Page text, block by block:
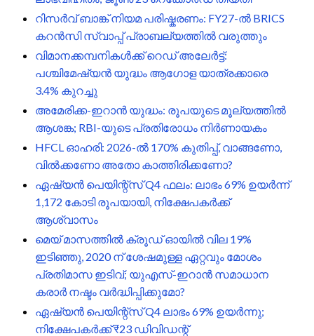
റിസർവ് ബാങ്ക് നിയമ പരിഷ്കരണം: FY27-ൽ BRICS
കറൻസി സ്വാപ്പ് പ്രാബല്യത്തിൽ വരുത്തും
വിമാനക്കമ്പനികൾക്ക് റെഡ് അലേർട്ട്:
പശ്ചിമേഷ്യൻ യുദ്ധം ആഗോള യാത്രക്കാരെ
3.4% കുറച്ചു
അമേരിക്ക-ഇറാൻ യുദ്ധം: രൂപയുടെ മൂല്യത്തിൽ
ആശങ്ക; RBI-യുടെ പ്രതിരോധം നിർണായകം
HFCL ഓഹരി: 2026-ൽ 170% കുതിപ്പ്, വാങ്ങണോ,
വിൽക്കണോ അതോ കാത്തിരിക്കണോ?
ഏഷ്യൻ പെയിന്റ്സ് Q4 ഫലം: ലാഭം 69% ഉയർന്ന്
1,172 കോടി രൂപയായി, നിക്ഷേപകർക്ക്
ആശ്വാസം
മെയ് മാസത്തിൽ ക്രൂഡ് ഓയിൽ വില 19%
ഇടിഞ്ഞു, 2020 ന് ശേഷമുള്ള ഏറ്റവും മോശം
പ്രതിമാസ ഇടിവ്; യുഎസ്-ഇറാൻ സമാധാന
കരാർ നഷ്ടം വർദ്ധിപ്പിക്കുമോ?
ഏഷ്യൻ പെയിന്റ്‌സ് Q4 ലാഭം 69% ഉയർന്നു;
നിക്ഷേപകർക്ക് ₹23 ഡിവിഡന്റ്